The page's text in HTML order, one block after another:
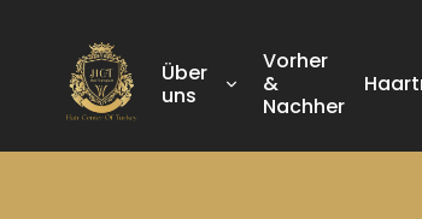
Über
uns
Vorher
&
Nachher